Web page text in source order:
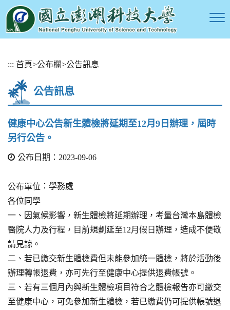
::: 首頁>公布欄>公告訊息
公告訊息
健康中心公告新生體檢將延期至12月9日辦理，屆時
另行公告。
公布日期：2023-09-06
公布單位 ：學務處
各位同學
一、因氣候影響，新生體檢將延期辦理，考量台灣本島體檢
醫院人力及行程，目前規劃延至12月假日辦理，造成不便敬
請見諒。
二、若已繳交新生體檢費但未能參加統一體檢，將於活動後
辦理轉帳退費，亦可先行至健康中心提供退費帳號。
三、若有三個月內與新生體檢項目符合之體檢報告亦可繳交
至健康中心，可免參加新生體檢，若已繳費仍可提供帳號退